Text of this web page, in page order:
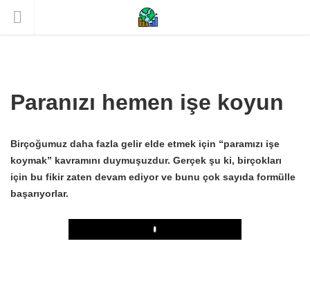
Paranızı hemen işe koyun
Birçoğumuz daha fazla gelir elde etmek için “paramızı işe
koymak” kavramını duymuşuzdur. Gerçek şu ki, birçokları
için bu fikir zaten devam ediyor ve bunu çok sayıda formülle
başarıyorlar.
Play